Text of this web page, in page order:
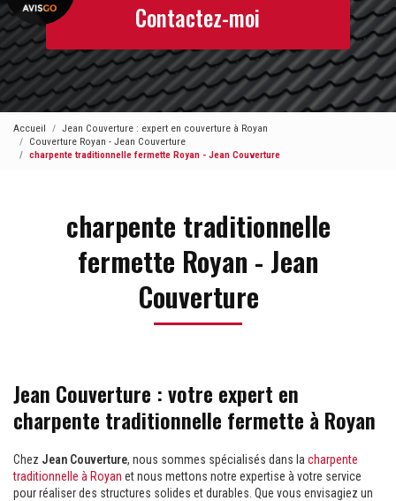
Contactez-moi
Voir le certificat
Accueil
Jean Couverture : expert en couverture à Royan
Couverture Royan - Jean Couverture
charpente traditionnelle fermette Royan - Jean Couverture
charpente traditionnelle
fermette Royan - Jean
Couverture
Jean Couverture : votre expert en
charpente traditionnelle fermette à Royan
Chez Jean Couverture, nous sommes spécialisés dans lacharpente
traditionnelle à Royan et nous mettons notre expertise à votre service
pour réaliser des structures solides et durables. Que vous envisagiez un